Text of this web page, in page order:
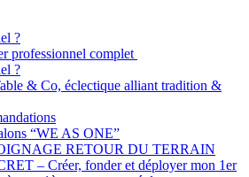
?
professionnel complet
?
& Co, éclectique alliant tradition &
“WE AS ONE”
RETOUR DU TERRAIN
– Créer, fonder et déployer mon 1er